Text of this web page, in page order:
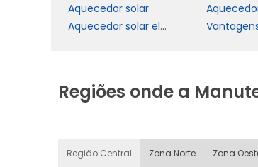
Aquecedor solar
Aquecedor solar eletrônico para aquecimento de água
Regiões onde a
Região Central Zona Norte Zona